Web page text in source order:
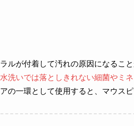
が付着して汚れの原因になること
洗いでは落としきれない細菌やミ
の一環として使用すると、マウス